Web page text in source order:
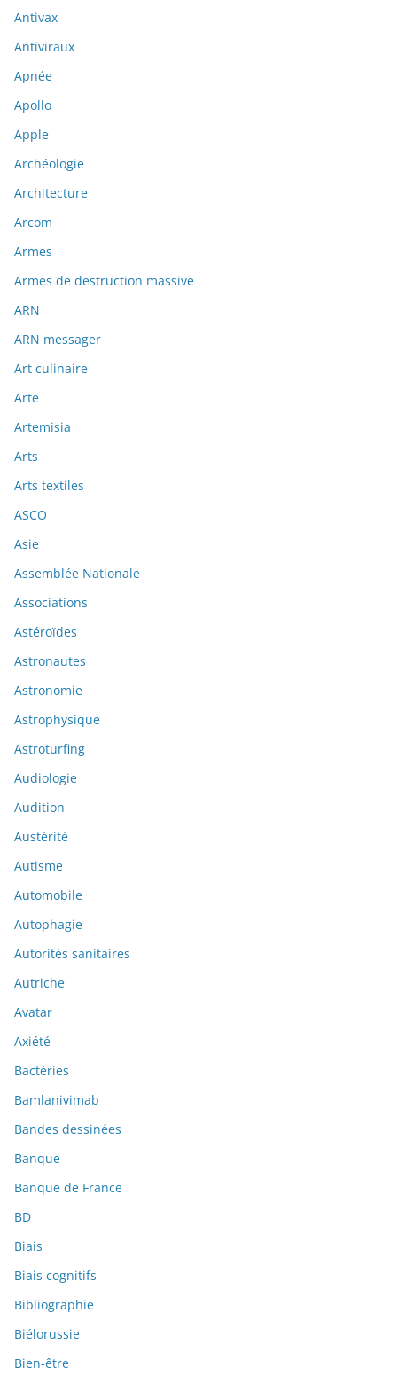
Antivax
Antiviraux
Apnée
Apollo
Apple
Archéologie
Architecture
Arcom
Armes
Armes de destruction massive
ARN
ARN messager
Art culinaire
Arte
Artemisia
Arts
Arts textiles
ASCO
Asie
Assemblée Nationale
Associations
Astéroïdes
Astronautes
Astronomie
Astrophysique
Astroturfing
Audiologie
Audition
Austérité
Autisme
Automobile
Autophagie
Autorités sanitaires
Autriche
Avatar
Axiété
Bactéries
Bamlanivimab
Bandes dessinées
Banque
Banque de France
BD
Biais
Biais cognitifs
Bibliographie
Biélorussie
Bien-être